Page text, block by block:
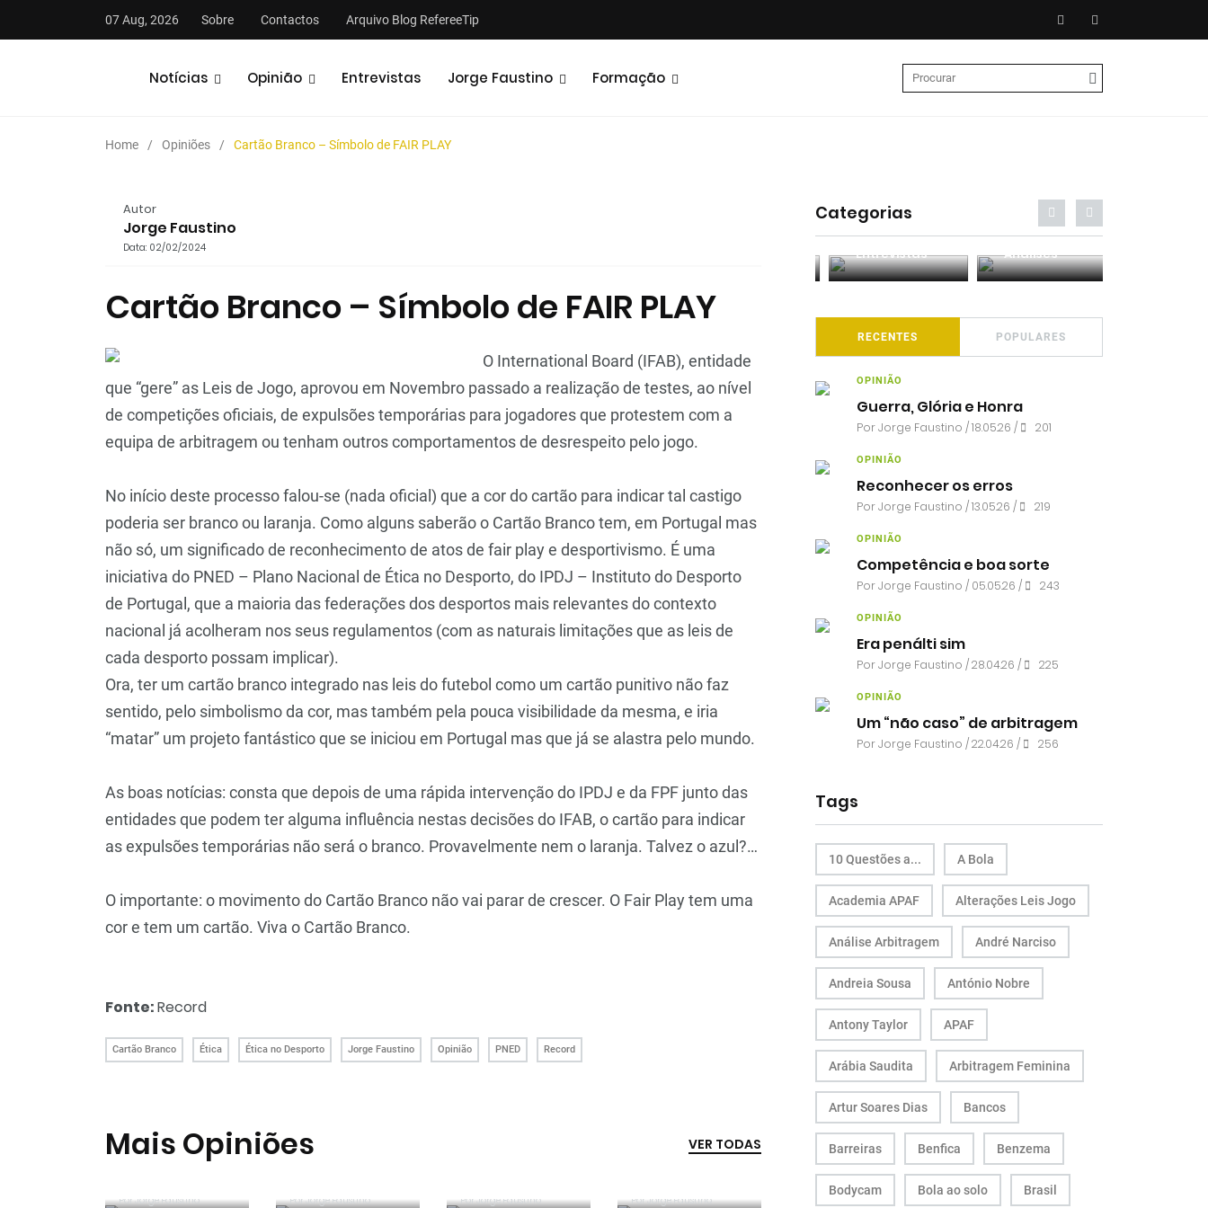
07 Aug, 2026 Sobre Contactos Arquivo Blog RefereeTip
Notícias Opinião Entrevistas Jorge Faustino Formação
Home Opiniões Cartão Branco – Símbolo de FAIR PLAY
Autor
Jorge Faustino
Data: 02/02/2024
Cartão Branco – Símbolo de FAIR PLAY
O International Board (IFAB), entidade
que “gere” as Leis de Jogo, aprovou em Novembro passado a realização de testes, ao nível
de competições oficiais, de expulsões temporárias para jogadores que protestem com a
equipa de arbitragem ou tenham outros comportamentos de desrespeito pelo jogo.
No início deste processo falou-se (nada oficial) que a cor do cartão para indicar tal castigo
poderia ser branco ou laranja. Como alguns saberão o Cartão Branco tem, em Portugal mas
não só, um significado de reconhecimento de atos de fair play e desportivismo. É uma
iniciativa do PNED – Plano Nacional de Ética no Desporto, do IPDJ – Instituto do Desporto
de Portugal, que a maioria das federações dos desportos mais relevantes do contexto
nacional já acolheram nos seus regulamentos (com as naturais limitações que as leis de
cada desporto possam implicar).
Ora, ter um cartão branco integrado nas leis do futebol como um cartão punitivo não faz
sentido, pelo simbolismo da cor, mas também pela pouca visibilidade da mesma, e iria
“matar” um projeto fantástico que se iniciou em Portugal mas que já se alastra pelo mundo.
As boas notícias: consta que depois de uma rápida intervenção do IPDJ e da FPF junto das
entidades que podem ter alguma influência nestas decisões do IFAB, o cartão para indicar
as expulsões temporárias não será o branco. Provavelmente nem o laranja. Talvez o azul?…
O importante: o movimento do Cartão Branco não vai parar de crescer. O Fair Play tem uma
cor e tem um cartão. Viva o Cartão Branco.
Fonte:Record
Cartão Branco Ética Ética no Desporto Jorge Faustino Opinião PNED Record
Mais Opiniões
VER TODAS
PorJorge Faustino PorJorge Faustino PorJorge Faustino PorJorge Faustino
Entre os
Categorias
Análises Entrevistas Análises
RECENTES POPULARES
OPINIÃO
Guerra, Glória e Honra
PorJorge Faustino / 18.05.26 / 201
OPINIÃO
Reconhecer os erros
PorJorge Faustino / 13.05.26 / 219
OPINIÃO
Competência e boa sorte
PorJorge Faustino / 05.05.26 / 243
OPINIÃO
Era penálti sim
PorJorge Faustino / 28.04.26 / 225
OPINIÃO
Um “não caso” de arbitragem
PorJorge Faustino / 22.04.26 / 256
Tags
10 Questões a... A Bola
Academia APAF Alterações Leis Jogo
Análise Arbitragem André Narciso
Andreia Sousa António Nobre
Antony Taylor APAF
Arábia Saudita Arbitragem Feminina
Artur Soares Dias Bancos
Barreiras Benfica Benzema
Bodycam Bola ao solo Brasil